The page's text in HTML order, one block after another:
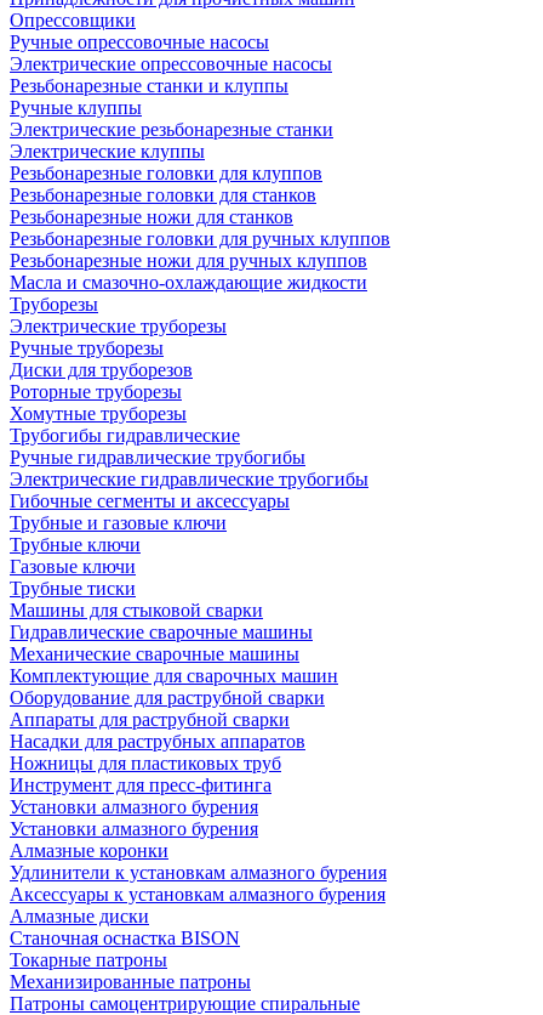
Опрессовщики
Ручные опрессовочные насосы
Электрические опрессовочные насосы
Резьбонарезные станки и клуппы
Ручные клуппы
Электрические резьбонарезные станки
Электрические клуппы
Резьбонарезные головки для клуппов
Резьбонарезные головки для станков
Резьбонарезные ножи для станков
Резьбонарезные головки для ручных клуппов
Резьбонарезные ножи для ручных клуппов
Масла и смазочно-охлаждающие жидкости
Труборезы
Электрические труборезы
Ручные труборезы
Диски для труборезов
Роторные труборезы
Хомутные труборезы
Трубогибы гидравлические
Ручные гидравлические трубогибы
Электрические гидравлические трубогибы
Гибочные сегменты и аксессуары
Трубные и газовые ключи
Трубные ключи
Газовые ключи
Трубные тиски
Машины для стыковой сварки
Гидравлические сварочные машины
Механические сварочные машины
Комплектующие для сварочных машин
Оборудование для раструбной сварки
Аппараты для раструбной сварки
Насадки для раструбных аппаратов
Ножницы для пластиковых труб
Инструмент для пресс-фитинга
Установки алмазного бурения
Установки алмазного бурения
Алмазные коронки
Удлинители к установкам алмазного бурения
Аксессуары к установкам алмазного бурения
Алмазные диски
Станочная оснастка BISON
Токарные патроны
Механизированные патроны
Патроны самоцентрирующие спиральные